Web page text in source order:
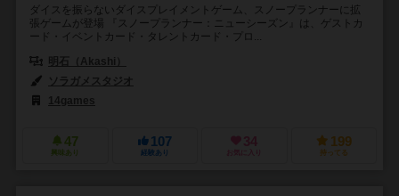
ダイスを振らないダイスプレイメントゲーム、スノープランナーに拡
張ゲームが登場 『スノープランナー：ニューシーズン』は、ゲストカ
ード・イベントカード・タレントカード・プロ...
明石（Akashi）
ソラガメスタジオ
14games
47
興味あり
107
経験あり
34
お気に入り
199
持ってる